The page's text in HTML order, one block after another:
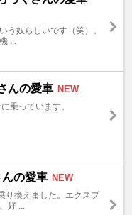
う奴らしいです（笑）。
...
んの愛車 NEW
乗っています。
んの愛車 NEW
り換えました。エクスプ
好 ...